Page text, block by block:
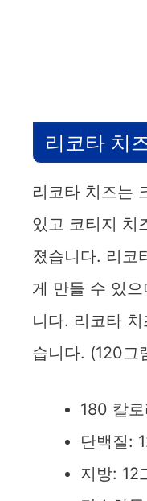
리코타 치
리코타 치즈는
있고 코티지 치
졌습니다. 리코
게 만들 수 있
니다. 리코타
습니다. (120그
180 칼로
단백질:
지방: 12